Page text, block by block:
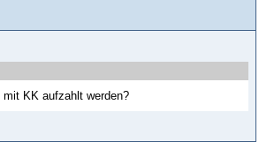
KK aufzahlt werden?